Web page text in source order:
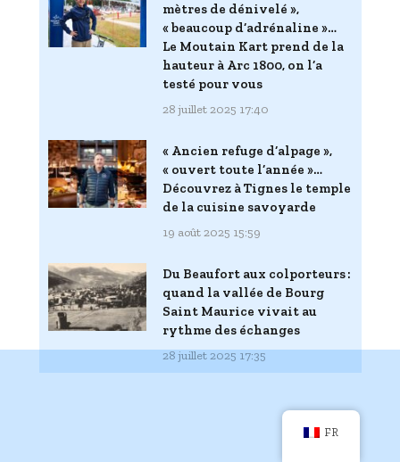
mètres de dénivelé »,
« beaucoup d’adrénaline »…
Le Moutain Kart prend de la
hauteur à Arc 1800, on l’a
testé pour vous
28 juillet 2025 17:40
« Ancien refuge d’alpage »,
« ouvert toute l’année »…
Découvrez à Tignes le temple
de la cuisine savoyarde
19 août 2025 15:59
Du Beaufort aux colporteurs :
quand la vallée de Bourg
Saint Maurice vivait au
rythme des échanges
28 juillet 2025 17:35
FR